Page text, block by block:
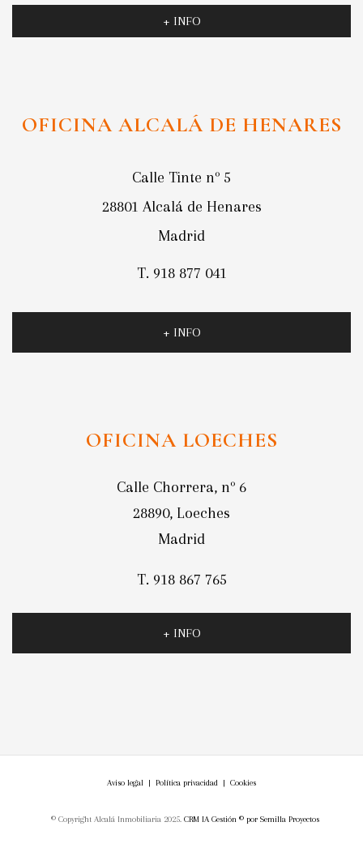
+ INFO
OFICINA ALCALÁ DE HENARES
Calle Tinte nº 5
28801 Alcalá de Henares
Madrid
T. 918 877 041
+ INFO
OFICINA LOECHES
Calle Chorrera, nº 6
28890, Loeches
Madrid
T. 918 867 765
+ INFO
© Copyright Alcalá Inmobiliaria 2025. CRM IA Gestión ©por Semilla Proyectos
Aviso legal | Política privacidad | Cookies